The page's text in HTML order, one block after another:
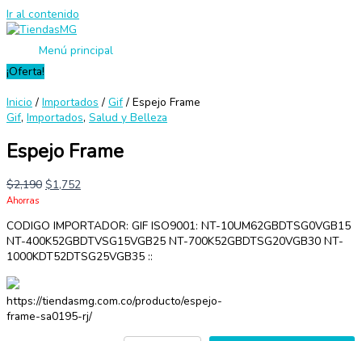
Ir al contenido
Menú principal
¡Oferta!
Inicio / Importados / Gif/ Espejo Frame
Gif, Importados, Salud y Belleza
Espejo Frame
$2,190 $1,752
Ahorras
CODIGO IMPORTADOR: GIF ISO9001: NT-10UM62GBDTSG0VGB15
NT-400K52GBDTVSG15VGB25 NT-700K52GBDTSG20VGB30 NT-
1000KDT52DTSG25VGB35 ::
https://tiendasmg.com.co/producto/espejo-
frame-sa0195-rj/